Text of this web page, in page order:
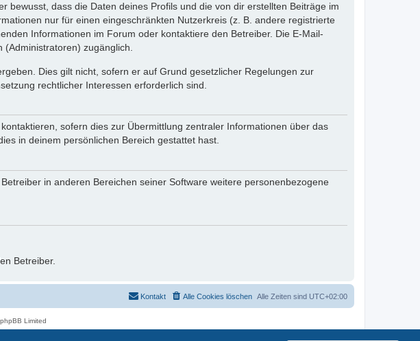
bewusst, dass die Daten deines Profils und die von dir erstellten Beiträge im
nur für einen eingeschränkten Nutzerkreis (z. B. andere registrierte
Informationen im Forum oder kontaktiere den Betreiber. Die E-Mail-
zugänglich.
Dies gilt nicht, sofern er auf Grund gesetzlicher Regelungen zur
rechtlicher Interessen erforderlich sind.
sofern dies zur Übermittlung zentraler Informationen über das
in deinem persönlichen Bereich gestattet hast.
in anderen Bereichen seiner Software weitere personenbezogene
Betreiber.
Alle Zeiten sind UTC+02:00
Alle Cookies löschen
Kontakt
Limited